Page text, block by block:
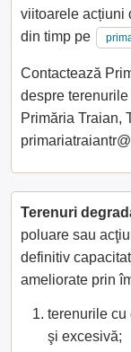
viitoarele acțiuni
din timp pe
Contactează
despre
Primăria Traian,
Terenuri
poluare sau
definitiv
ameliorate prin
terenurile cu
şi excesivă;